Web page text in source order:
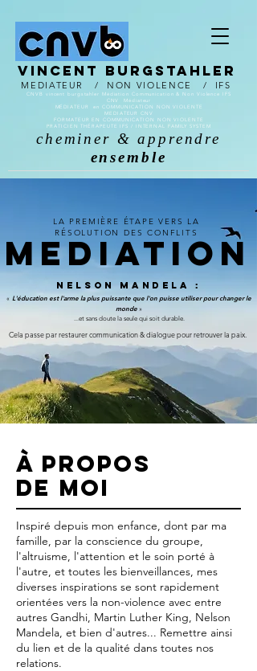
Vincent burgstahler
MEDIATEUR / NON VIOLENCE / IFS
CNVB vincent burgstahler Médiation Communication & Non Violence IFS
CNV Médiateur
MÉDIATEUR en COMMUNICATION NON VIOLENTE
MEDIATEUR CNV
FORMATEUR EN COMMUNICATION NON VIOLENTE
PRATICIEN THÉRAPEUTE IFS / INTERNAL FAMILY SYSTEM
cheminer & apprendre
ensemble
LA PREMIÈRE ÉTAPE VERS LA
RÉSOLUTION DES CONFLITS
MEDIATION
Nelson Mandela :
« L'éducation est l'arme la plus puissante que l'on puisse utiliser pour changer le
monde »
...et sans doute la seule qui soit durable.
Cela passe par restaurer communication & dialogue pour retrouver la paix.
À Propos
de moi
Inspiré depuis mon enfance, dont par ma
famille, par la conscience du groupe,
l'altruisme, l'attention et le soin porté à
l'autre, et toutes les bienveillances, mes
diverses inspirations se sont rapidement
orientées vers la non-violence avec entre
autres Gandhi, Martin Luther King, Nelson
Mandela, et bien d'autres... Remettre ainsi
du lien et de la qualité dans toutes nos
relations.